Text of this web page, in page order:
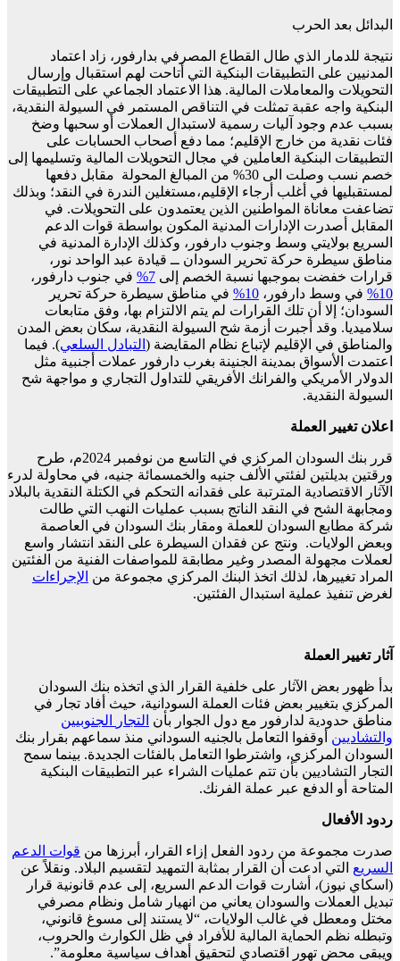
البدائل بعد الحرب
نتيجة للدمار الذي طال القطاع المصرفي بدارفور، زاد اعتماد
المدنيين على التطبيقات البنكية التي أتاحت لهم استقبال وإرسال
التحويلات والمعاملات المالية. هذا الاعتماد الجماعي على التطبيقات
البنكية واجه عقبة تمثلت في التناقص المستمر في السيولة النقدية،
بسبب عدم وجود آليات رسمية لاستبدال العملات أو سحبها وضخ
فئات نقدية من خارج الإقليم؛ مما دفع أصحاب الحسابات على
التطبيقات البنكية العاملين في مجال التحويلات المالية وتسليمها إلى
خصم نسب وصلت الى 30% من المبالغ المحولة مقابل دفعها
لمستقبليها في أغلب أرجاء الإقليم،مستغلين الندرة في النقد؛ وبذلك
تضاعفت معاناة المواطنين الذين يعتمدون على التحويلات. في
المقابل أصدرت الإدارات المدنية المكون بواسطة قوات الدعم
السريع بولايتي وسط وجنوب دارفور، وكذلك الإدارة المدنية في
مناطق سيطرة حركة تحرير السودان ــ قيادة عبد الواحد نور،
قرارات خفضت بموجبها نسبة الخصم إلى 7%
في جنوب دارفور،
10%
في وسط دارفور، 10%
في مناطق سيطرة حركة تحرير
السودان؛ إلا أن تلك القرارات لم يتم الالتزام بها، وفق متابعات
سلاميديا. وقد أجبرت أزمة شح السيولة النقدية، سكان بعض المدن
والمناطق في الإقليم لإتباع نظام المقايضة ( التبادل السلعي). فيما
اعتمدت الأسواق بمدينة الجنينة بغرب دارفور عملات أجنبية مثل
الدولار الأمريكي والفرانك الأفريقي للتداول التجاري و مواجهة شح
السيولة النقدية.
اعلان تغيير العملة
قرر بنك السودان المركزي في التاسع من نوفمبر 2024م، طرح
ورقتين بديلتين لفئتي الألف جنيه والخمسمائة جنيه، في محاولة لدرء
الآثار الاقتصادية المترتبة على فقدانه التحكم في الكتلة النقدية بالبلاد
ومجابهة الشح في النقد الناتج بسبب عمليات النهب التي طالت
شركة مطابع السودان للعملة ومقار بنك السودان في العاصمة
وبعض الولايات. ونتج عن فقدان السيطرة على النقد انتشار واسع
لعملات مجهولة المصدر وغير مطابقة للمواصفات الفنية من الفئتين
المراد تغييرها، لذلك اتخذ البنك المركزي مجموعة من الإجراءات
لغرض تنفيذ عملية استبدال الفئتين.
آثار تغيير العملة
بدأ ظهور بعض الآثار على خلفية القرار الذي اتخذه بنك السودان
المركزي بتغيير بعض فئات العملة السودانية، حيث أفاد تجار في
مناطق حدودية لدارفور مع دول الجوار بأن التجار
الجنوبيين
والتشاديين أوقفوا التعامل بالجنيه السوداني منذ سماعهم بقرار بنك
السودان المركزي، واشترطوا التعامل بالفئات الجديدة. بينما سمح
التجار التشاديين بأن تتم عمليات الشراء عبر التطبيقات البنكية
المتاحة أو الدفع عبر عملة الفرنك.
ردود الأفعال
صدرت مجموعة من ردود الفعل إزاء القرار، أبرزها من قوات الدعم
السريع التي ادعت أن القرار بمثابة التمهيد لتقسيم البلاد. ونقلاً عن
(اسكاي نيوز)، أشارت قوات الدعم السريع، إلى عدم قانونية قرار
تبديل العملات والسودان يعاني من انهيار شامل ونظام مصرفي
مختل ومعطل في غالب الولايات، “لا يستند إلى مسوغ قانوني،
وتبطله نظم الحماية المالية للأفراد في ظل الكوارث والحروب،
ويبقى محض تهور اقتصادي لتحقيق أهداف سياسية معلومة”.